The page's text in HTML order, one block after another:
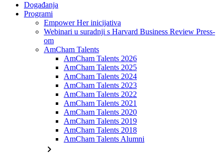
Događanja
Programi
Empower Her inicijativa
Webinari u suradnji s Harvard Business Review Press-
om
AmCham Talents
AmCham Talents 2026
AmCham Talents 2025
AmCham Talents 2024
AmCham Talents 2023
AmCham Talents 2022
AmCham Talents 2021
AmCham Talents 2020
AmCham Talents 2019
AmCham Talents 2018
AmCham Talents Alumni
chevron_right